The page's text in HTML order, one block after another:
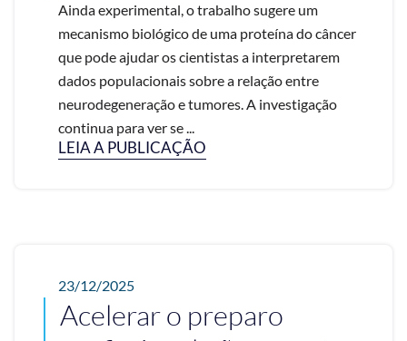
Ainda experimental, o trabalho sugere um
mecanismo biológico de uma proteína do câncer
que pode ajudar os cientistas a interpretarem
dados populacionais sobre a relação entre
neurodegeneração e tumores. A investigação
continua para ver se ...
LEIA A PUBLICAÇÃO
23/12/2025
Acelerar o preparo